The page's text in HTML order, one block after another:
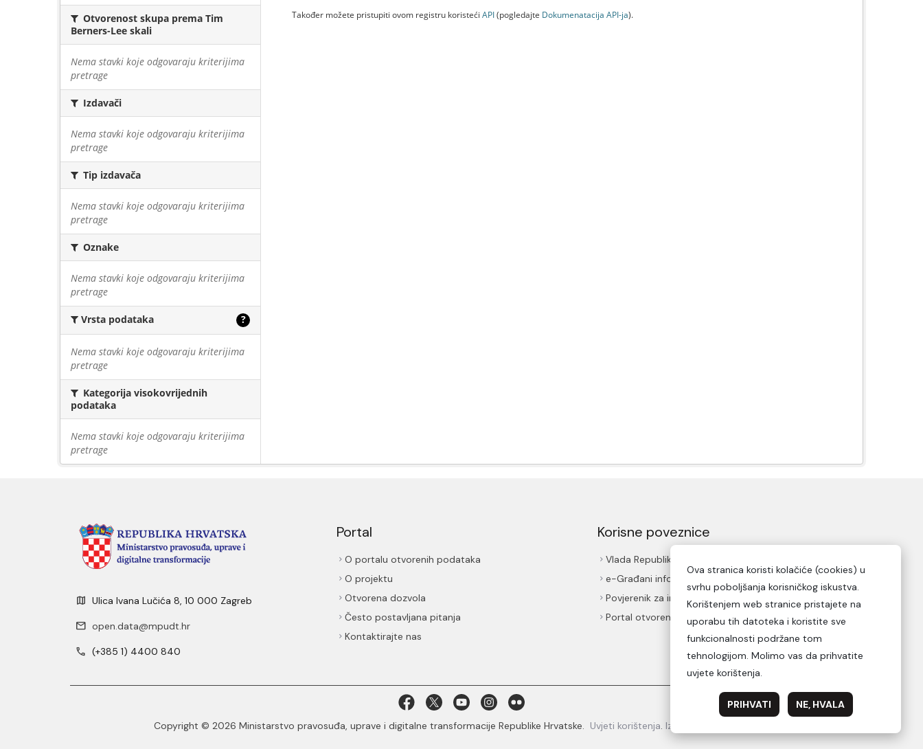
Otvorenost skupa prema Tim
Berners-Lee skali
Nema stavki koje odgovaraju kriterijima
pretrage
Izdavači
Nema stavki koje odgovaraju kriterijima
pretrage
Tip izdavača
Nema stavki koje odgovaraju kriterijima
pretrage
Oznake
Nema stavki koje odgovaraju kriterijima
pretrage
Vrsta podataka ?
Nema stavki koje odgovaraju kriterijima
pretrage
Kategorija visokovrijednih
podataka
Nema stavki koje odgovaraju kriterijima
pretrage
Također možete pristupiti ovom registru koristeći API(pogledajte Dokumenаtаcijа API-jа).